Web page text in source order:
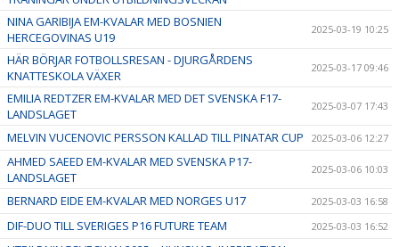
NINA GARIBIJA EM-KVALAR MED BOSNIEN
HERCEGOVINAS U19
2025-03-19 10:25
HÄR BÖRJAR FOTBOLLSRESAN - DJURGÅRDENS
KNATTESKOLA VÄXER
2025-03-17 09:46
EMILIA REDTZER EM-KVALAR MED DET SVENSKA F17-
LANDSLAGET
2025-03-07 17:43
MELVIN VUCENOVIC PERSSON KALLAD TILL PINATAR CUP 2025-03-06 12:27
AHMED SAEED EM-KVALAR MED SVENSKA P17-
LANDSLAGET
2025-03-06 10:03
BERNARD EIDE EM-KVALAR MED NORGES U17 2025-03-03 16:58
DIF-DUO TILL SVERIGES P16 FUTURE TEAM 2025-03-03 16:52